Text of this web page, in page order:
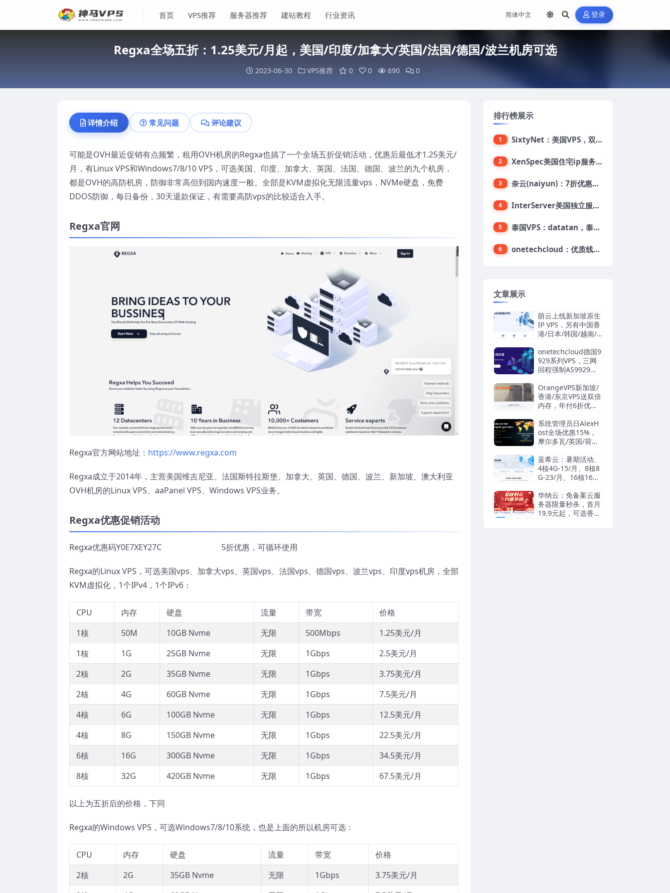
首页 VPS推荐 服务器推荐 建站教程 行业资讯 登录
Regxa全场五折：1.25美元/月起，美国/印度/加拿大/英国/法国/德国/波兰机房可选
2023-06-30 VPS推荐 0 0 690 0
详情介绍 常见问题 评论建议
可能是OVH最近促销有点频繁，租用OVH机房的Regxa也搞了一个全场五折促销活动，优惠后最低才1.25美元/
月，有Linux VPS和Windows7/8/10 VPS，可选美国、印度、加拿大、英国、法国、德国、波兰的九个机房，
都是OVH的高防机房，防御非常高但到国内速度一般。全部是KVM虚拟化无限流量vps，NVMe硬盘，免费
DDOS防御，每日备份，30天退款保证，有需要高防vps的比较适合入手。
Regxa官网
Regxa官方网站地址： https://www.regxa.com
Regxa成立于2014年，主营美国维吉尼亚、法国斯特拉斯堡、加拿大、英国、德国、波兰、新加坡、澳大利亚
OVH机房的Linux VPS、aaPanel VPS、Windows VPS业务。
Regxa优惠促销活动
Regxa优惠码Y0E7XEY27C 5折优惠，可循环使用
Regxa的Linux VPS，可选美国vps、加拿大vps、英国vps、法国vps、德国vps、波兰vps、印度vps机房，全部
KVM虚拟化，1个IPv4，1个IPv6：
CPU 内存 硬盘 流量 带宽
价格
1核
50M 10GB Nvme 无限 500Mbps
1.25美元/月
1核
1G 25GB Nvme 无限 1Gbps
2.5美元/月
2核
2G 35GB Nvme 无限 1Gbps
3.75美元/月
2核
4G 60GB Nvme 无限 1Gbps
7.5美元/月
4核
6G 100GB Nvme 无限 1Gbps
12.5美元/月
4核
8G 150GB Nvme 无限 1Gbps
22.5美元/月
6核
16G 300GB Nvme 无限 1Gbps
34.5美元/月
8核
32G 420GB Nvme 无限 1Gbps 67.5美元/月
以上为五折后的价格，下同
Regxa的Windows VPS，可选Windows7/8/10系统，也是上面的所以机房可选：
CPU 内存 硬盘 流量 带宽
价格
2核
2G 35GB Nvme 无限 1Gbps
3.75美元/月
排行榜展示
1 SixtyNet：美国VPS，双ISP类住宅IP(AT&T)，CN2 GIA网络，超高DDoS防御，$14/月，2G内存/2核/40gSSD/5T流量/10Gbps带宽
2 XenSpec美国住宅ip服务器：美国家用ip/无限流量/10Gbps独享带宽/449美元/月起，支持支付宝
3 奈云(naiyun)：7折优惠，低至34元/月，洛杉矶/香港机房，三网CN2 GIA/CUII/高防保护，解锁Chatgpt/Tiktok
4 InterServer美国独立服务器：AMD RYZEN 3600X处理器，75美元/月，送40美元
5 泰国VPS：datatan，泰国不限流量VPS，$33/月，4G内存/3核/60gSSD
6 onetechcloud：优质线路，精品VPS低至28元，美国三网原生CN2 GIA（高防可选）、香港CN2、韩国CN2
文章展示
荫云上线新加坡原生
IP VPS，另有中国香
港/日本/韩国/越南/
德国/西班牙/美国双I
SP/中国台湾原生I
P，4.2美元/月起，
onetechcloud德国9
929系列VPS，三网
回程强制AS9929，
OrangeVPS新加坡/
香港/东京VPS送双倍
内存，年付6折优
起，支持支付宝/微
信/Paypal
系统管理员日AlexH
ost全场优惠15%，
摩尔多瓦/英国/荷兰/
S/独立服务器，无视
DMCA滥用投诉/可
匿名
蓝希云：暑期活动、
4核4G-15/月、8核8
G-23/月、16核16G-
华纳云：免备案云服
务器限量秒杀，首月
19.9元起，可选香港